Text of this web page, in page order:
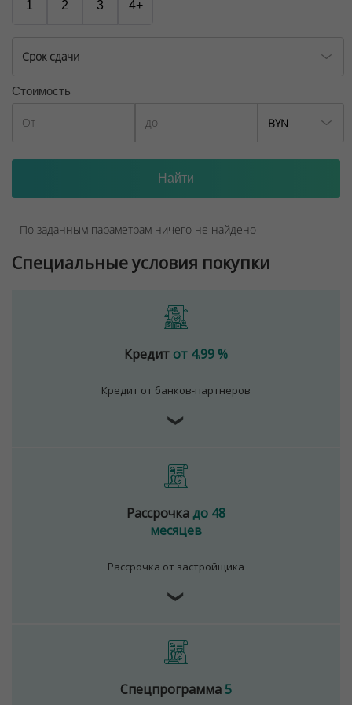
1 2 3 4+
Срок сдачи
Стоимость
BYN
По заданным параметрам ничего не найдено
Специальные условия покупки
Кредит от 4.99 %
Кредит от банков-партнеров
❯
Рассрочкадо 48
месяцев
Рассрочка от застройщика
❯
Спецпрограмма5